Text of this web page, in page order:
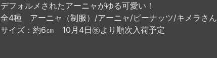
デフォルメされたアーニャがゆる可愛い！
全4種 アーニャ（制服）/アーニャ/ピーナッツ/キメラさん
サイズ：約6㎝ 10月4日㊌より順次入荷予定